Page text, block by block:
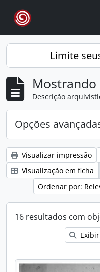
Skip to main content
Limite
Descrição
Opções
Visualizar impressão
Visualização em ficha
Ordenar por:
16 resultados com